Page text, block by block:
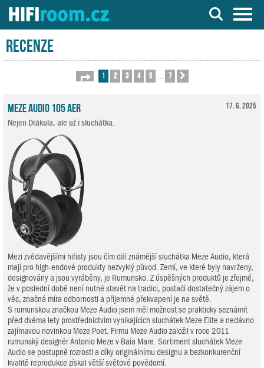
Server o Hi-Fi a AV technice
Recenze
Stránka 1z
1 2 3 4 5 7
17. 6. 2025
Meze Audio 105 AER
Nejen Drákula, ale už i sluchátka.
Mezi zvědavějšími hifisty jsou čím dál známější sluchátka Meze Audio, která
mají pro high-endové produkty nezvyklý původ. Zemí, ve které byly navrženy,
designovány a jsou vyráběny, je Rumunsko. Z úspěšných produktů je zřejmé,
že v poslední době není nutné stavět na tradici, postačí dostatečný zájem o
věc, značná míra odbornosti a příjemné překvapení je na světě.
S rumunskou značkou Meze Audio jsem měl možnost se prakticky seznámit
před dvěma lety prostřednictvím vynikajících sluchátek Meze Elite a nedávno
zajímavou novinkou Meze Poet. Firmu Meze Audio založil v roce 2011
rumunský designér Antonio Meze v Baia Mare. Sortiment sluchátek Meze
Audio se postupně rozrostl a díky originálnímu designu a bezkonkurenční
kvalitě reprodukce získal větší světové povědomí.